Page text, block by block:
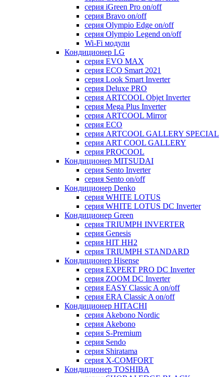
серия iGreen Pro on/off
серия Bravo on/off
серия Olympio Edge on/off
серия Olympio Legend on/off
Wi-Fi модули
Кондиционер LG
серия EVO MAX
серия ECO Smart 2021
серия Look Smart Inverter
серия Deluxe PRO
серия ARTCOOL Objet Inverter
серия Mega Plus Inverter
серия ARTCOOL Mirror
серия ECO
серия ARTCOOL GALLERY SPECIAL
серия ART COOL GALLERY
серия PROCOOL
Кондиционер MITSUDAI
серия Sento Inverter
серия Sento on/off
Кондиционер Denko
серия WHITE LOTUS
серия WHITE LOTUS DC Inverter
Кондиционер Green
серия TRIUMPH INVERTER
серия Genesis
серия HIT HH2
серия TRIUMPH STANDARD
Кондиционер Hisense
серия EXPERT PRO DC Inverter
серия ZOOM DC Inverter
серия EASY Classic A on/off
серия ERA Classic A on/off
Кондиционер HITACHI
cерия Akebono Nordic
серия Akebono
серия S-Premium
серия Sendo
серия Shiratama
серия X-COMFORT
Кондиционер TOSHIBA